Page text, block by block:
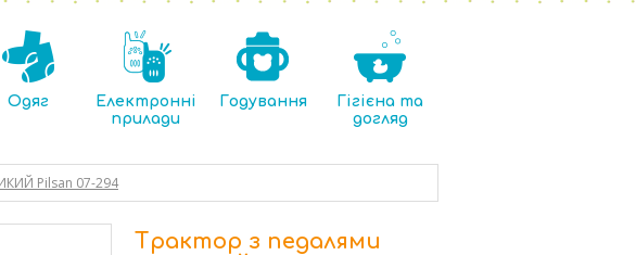
Одяг
Електронні
прилади
Годування
Гігієна та
догляд
Pilsan 07-294
Трактор з педалями